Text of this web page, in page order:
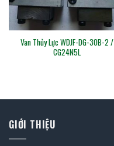
Van Thủy Lực WDJF-DG-30B-2 /
CG24N5L
GIỚI THIỆU